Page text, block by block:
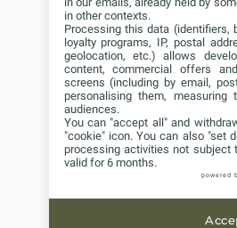
in other contexts.
Processing this data (identifiers,
loyalty programs, IP, postal
geolocation, etc.) allows
content, commercial offers
screens (including by email,
personalising them, measuring
audiences.
You can "accept all" and
"cookie" icon. You can also "set
processing activities not subject
valid for 6 months.
powered